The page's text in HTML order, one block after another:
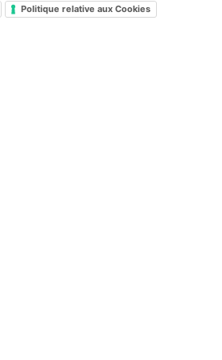
Politique relative aux Cookies